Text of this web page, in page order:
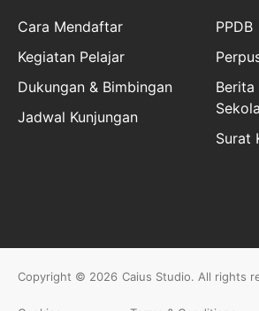
Cara Mendaftar
Kegiatan Pelajar
Dukungan & Bimbingan
Jadwal Kunjungan
PPDB
Berita
Surat
Copyright © 2026 Caius Studio. All rights